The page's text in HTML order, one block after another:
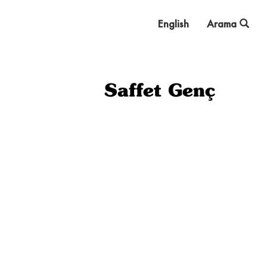
Arama
English
Saffet Genç